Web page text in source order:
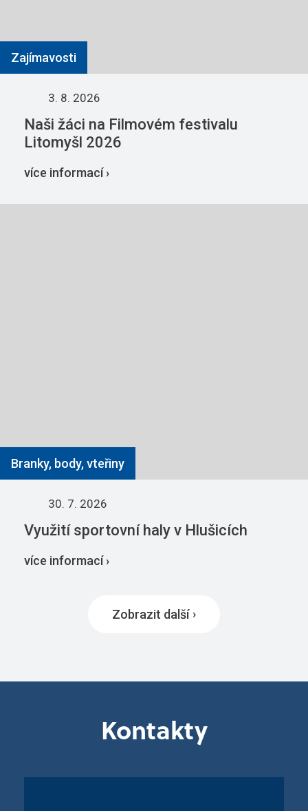
Zajímavosti
3. 8. 2026
Naši žáci na Filmovém festivalu
Litomyšl 2026
více informací ›
Branky, body, vteřiny
30. 7. 2026
Využití sportovní haly v Hlušicích
více informací ›
Zobrazit další
Kontakty